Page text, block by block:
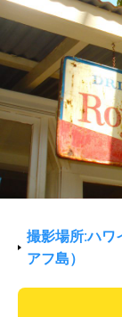
撮影場所:ハワ
アフ島）